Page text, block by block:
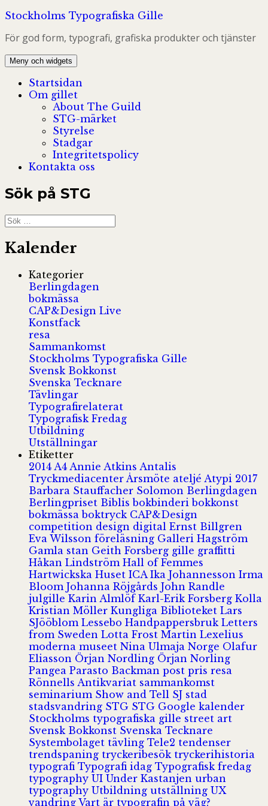
Hoppa
innehåll
Stockholms Typografiska Gille
För god form, typografi, grafiska produkter och tjänster
Meny och widgets
Startsidan
Om gillet
About The Guild
STG-märket
Styrelse
Stadgar
Integritetspolicy
Kontakta oss
Sök på STG
Sök
efter:
Kalender
Kategorier
Berlingdagen
bokmässa
CAP&Design Live
Konstfack
resa
Sammankomst
Stockholms Typografiska Gille
Svensk Bokkonst
Svenska Tecknare
Tävlingar
Typografirelaterat
Typografisk Fredag
Utbildning
Utställningar
Etiketter
2014 A4 Annie Atkins Antalis
Tryckmediacenter Årsmöte ateljé Atypi 2017
Barbara Stauffacher Solomon Berlingdagen
Berlingpriset Biblisbokbinderibokkonst
bokmässaboktryck CAP&Design
competition design digital Ernst Billgren
Eva Wilsson föreläsning Galleri Hagström
Gamla stan Geith Forsberg gille graffitti
Håkan Lindström Hall of Femmes
Hartwickska Huset ICA Ika Johannesson Irma
Bloom Johanna Röjgårds John Randle
julgille Karin Almlöf Karl-Erik Forsberg Kolla
Kristian Möller Kungliga Biblioteket Lars
SJööblom Lessebo Handpappersbruk Letters
from Sweden Lotta Frost Martin Lexelius
moderna museet Nina Ulmaja Norge Olafur
Eliasson Örjan Nordling Örjan Norling
Pangea Parasto Backman post pris resa
Rönnells Antikvariat sammankomst
seminarium Show and Tell SJ stad
stadsvandring STG STG Google kalender
Stockholms typografiska gille street art
Svensk Bokkonst Svenska Tecknare
Systembolaget tävling Tele2 tendenser
trendspaning tryckeribesök tryckerihistoria
typografi Typografi idag Typografisk fredag
typography UI Under Kastanjen urban
typography Utbildning utställning UX
vandring Vart är typografin på väg?